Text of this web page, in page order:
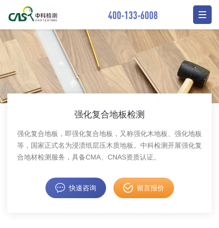
400-133-6008
强化复合地板检测
强化复合地板，即强化复合地板，又称强化木地板、强化地板
等，国家正式名为浸渍纸层压木质地板。中科检测开展强化复
合地材检测服务，具备CMA、CNAS资质认证。
快速咨询 留言报价